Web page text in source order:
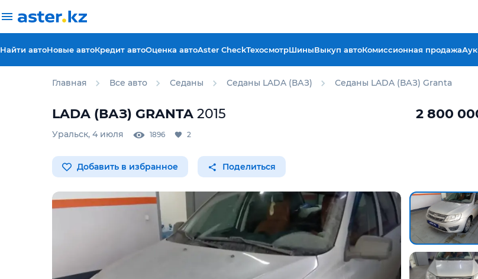
Найти автоНовые автоКредит автоОценка автоAster CheckТехосмотрШиныВыкуп автоКомиссионная продажа
Главная Все авто Седаны Седаны LADA (ВАЗ) Седаны LADA (ВАЗ) Granta
LADA (ВАЗ) GRANTA 2015 2 800
Уральск, 4 июля 1896 2
Добавить в избранное Поделиться
Для этого авто доступен отчёт Aster
Check